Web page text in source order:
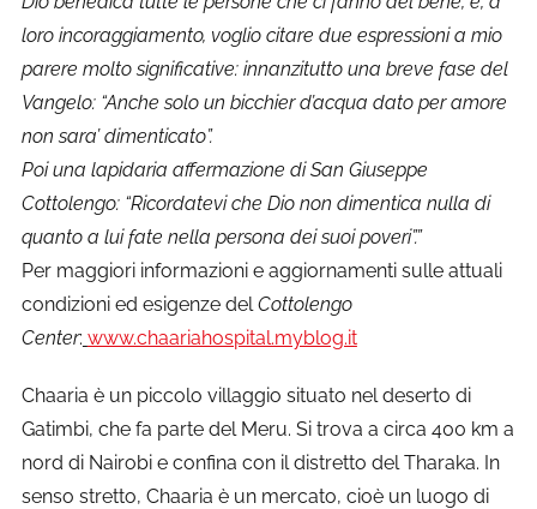
loro incoraggiamento, voglio citare due espressioni a mio
parere molto significative: innanzitutto una breve fase del
Vangelo: “Anche solo un bicchier d’acqua dato per amore
non sara’ dimenticato”.
Poi una lapidaria affermazione di San Giuseppe
Cottolengo: “Ricordatevi che Dio non dimentica nulla di
quanto a lui fate nella persona dei suoi poveri”.”
Per maggiori informazioni e aggiornamenti sulle attuali
condizioni ed esigenze del Cottolengo
Center: www.chaariahospital.myblog.it
Chaaria è un piccolo villaggio situato nel deserto di
Gatimbi, che fa parte del Meru. Si trova a circa 400 km a
nord di Nairobi e confina con il distretto del Tharaka. In
senso stretto, Chaaria è un mercato, cioè un luogo di